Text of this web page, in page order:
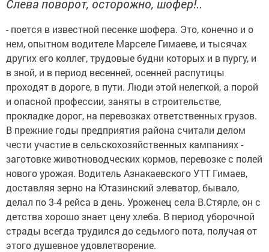
Слева поворот, осторожно, шофер!..
- поется в известной песенке шофера. Это, конечно и о
нем, опытном водителе Марселе Гимаеве, и тысячах
других его коллег, трудовые будни которых и в пургу, и
в зной, и в период весенней, осенней распутицы
проходят в дороге, в пути. Люди этой нелегкой, а порой
и опасной профессии, заняты в строительстве,
прокладке дорог, на перевозках ответственных грузов.
В прежние годы предприятия района считали делом
чести участие в сельскохозяйственных кампаниях -
заготовке животноводческих кормов, перевозке с полей
нового урожая. Водитель Азнакаевского УТТ Гимаев,
доставляя зерно на Ютазинский элеватор, бывало,
делал по 3-4 рейса в день. Уроженец села В.Стярле, он с
детства хорошо знает цену хлеба. В период уборочной
страды всегда трудился до седьмого пота, получая от
этого душевное удовлетворение.